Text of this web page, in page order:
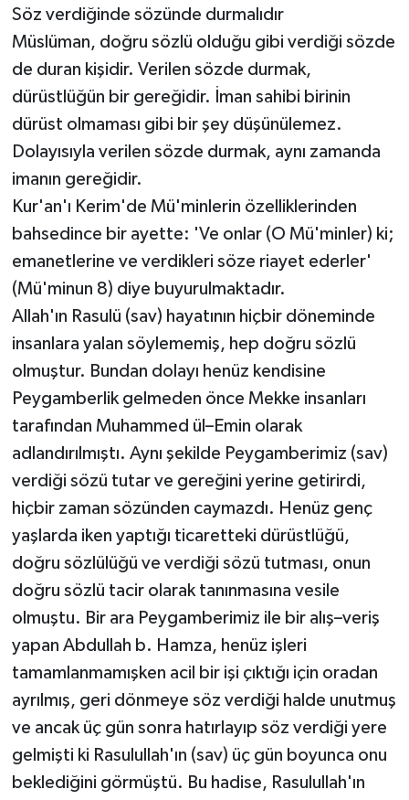
Söz verdiğinde sözünde durmalıdır
Müslüman, doğru sözlü olduğu gibi verdiği sözde
de duran kişidir. Verilen sözde durmak,
dürüstlüğün bir gereğidir. İman sahibi birinin
dürüst olmaması gibi bir şey düşünülemez.
Dolayısıyla verilen sözde durmak, aynı zamanda
imanın gereğidir.
Kur'an'ı Kerim'de Mü'minlerin özelliklerinden
bahsedince bir ayette: 'Ve onlar (O Mü'minler) ki;
emanetlerine ve verdikleri söze riayet ederler'
(Mü'minun 8) diye buyurulmaktadır.
Allah'ın Rasulü (sav) hayatının hiçbir döneminde
insanlara yalan söylememiş, hep doğru sözlü
olmuştur. Bundan dolayı henüz kendisine
Peygamberlik gelmeden önce Mekke insanları
tarafından Muhammed ül–Emin olarak
adlandırılmıştı. Aynı şekilde Peygamberimiz (sav)
verdiği sözü tutar ve gereğini yerine getirirdi,
hiçbir zaman sözünden caymazdı. Henüz genç
yaşlarda iken yaptığı ticaretteki dürüstlüğü,
doğru sözlülüğü ve verdiği sözü tutması, onun
doğru sözlü tacir olarak tanınmasına vesile
olmuştu. Bir ara Peygamberimiz ile bir alış–veriş
yapan Abdullah b. Hamza, henüz işleri
tamamlanmamışken acil bir işi çıktığı için oradan
ayrılmış, geri dönmeye söz verdiği halde unutmuş
ve ancak üç gün sonra hatırlayıp söz verdiği yere
gelmişti ki Rasulullah'ın (sav) üç gün boyunca onu
beklediğini görmüştü. Bu hadise, Rasulullah'ın